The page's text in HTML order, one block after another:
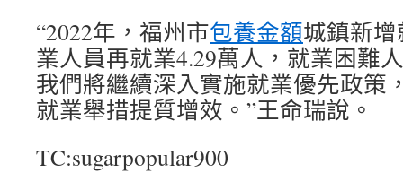
“2022年，福州市包養金額城鎮新增
業人員再就業4.29萬人，就業困難
我們將繼續深入實施就業優先政策
就業舉措提質增效。”王命瑞說。
TC:sugarpopular900